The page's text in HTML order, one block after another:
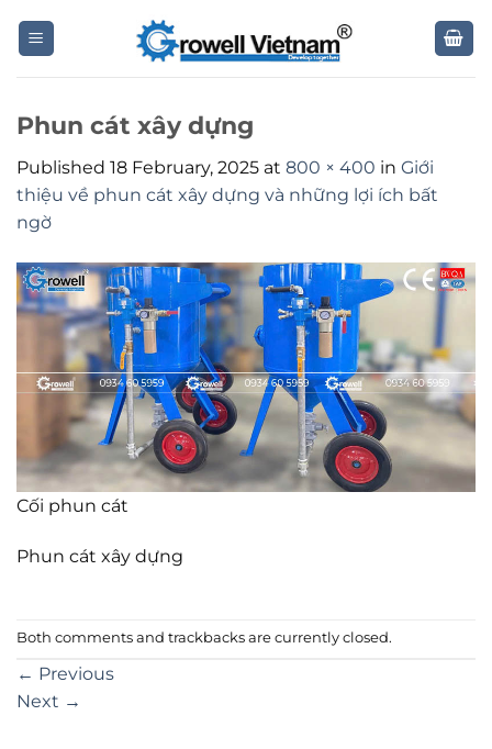
Phun cát xây dựng
Published 18 February, 2025 at 800 × 400 in Giới
thiệu về phun cát xây dựng và những lợi ích bất
ngờ
Cối phun cát
Phun cát xây dựng
Both comments and trackbacks are currently closed.
← Previous
Next →